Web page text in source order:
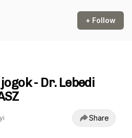
+ Follow
- Dr. Lebedi
Share